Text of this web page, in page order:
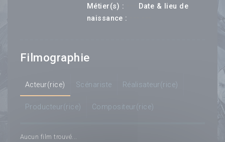
Métier(s) :
Date & lieu de
naissance :
Filmographie
Acteur(rice) Scénariste Réalisateur(rice)
Producteur(rice) Compositeur(rice)
Aucun film trouvé...